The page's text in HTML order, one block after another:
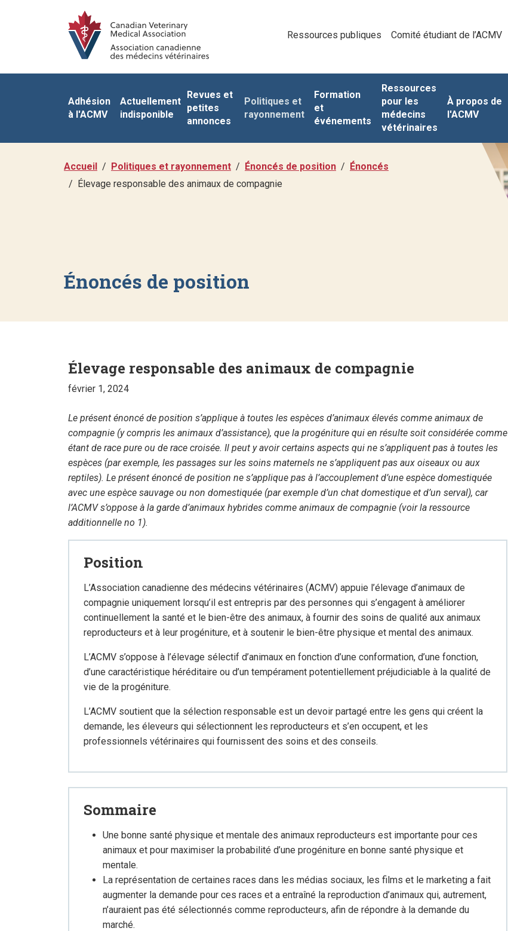
Ressources publiques Comité étudiant de l’ACMV
Adhésion
à l'ACMV
Actuellement
indisponible
Revues et
petites
annonces
Politiques et
rayonnement
Formation
et
événements
Ressources
pour les
médecins
vétérinaires
À propos de
l'ACMV
Accueil Politiques et rayonnement Énoncés de position
Énoncés
Élevage responsable des animaux de compagnie
Énoncés de position
Élevage responsable des animaux de compagnie
février 1, 2024
Le présent énoncé de position s’applique à toutes les espèces d’animaux élevés comme animaux de
compagnie (y compris les animaux d’assistance), que la progéniture qui en résulte soit considérée comme
étant de race pure ou de race croisée. Il peut y avoir certains aspects qui ne s’appliquent pas à toutes les
espèces (par exemple, les passages sur les soins maternels ne s’appliquent pas aux oiseaux ou aux
reptiles). Le présent énoncé de position ne s’applique pas à l’accouplement d’une espèce domestiquée
avec une espèce sauvage ou non domestiquée (par exemple d’un chat domestique et d’un serval), car
l’ACMV s’oppose à la garde d’animaux hybrides comme animaux de compagnie (voir la ressource
additionnelle no 1).
Position
L’Association canadienne des médecins vétérinaires (ACMV) appuie l’élevage d’animaux de
compagnie uniquement lorsqu’il est entrepris par des personnes qui s’engagent à améliorer
continuellement la santé et le bien-être des animaux, à fournir des soins de qualité aux animaux
reproducteurs et à leur progéniture, et à soutenir le bien-être physique et mental des animaux.
L’ACMV s’oppose à l’élevage sélectif d’animaux en fonction d’une conformation, d’une fonction,
d’une caractéristique héréditaire ou d’un tempérament potentiellement préjudiciable à la qualité de
vie de la progéniture.
L’ACMV soutient que la sélection responsable est un devoir partagé entre les gens qui créent la
demande, les éleveurs qui sélectionnent les reproducteurs et s’en occupent, et les
professionnels vétérinaires qui fournissent des soins et des conseils.
Sommaire
Une bonne santé physique et mentale des animaux reproducteurs est importante pour ces
animaux et pour maximiser la probabilité d’une progéniture en bonne santé physique et
mentale.
La représentation de certaines races dans les médias sociaux, les films et le marketing a fait
augmenter la demande pour ces races et a entraîné la reproduction d’animaux qui, autrement,
n’auraient pas été sélectionnés comme reproducteurs, afin de répondre à la demande du
marché.